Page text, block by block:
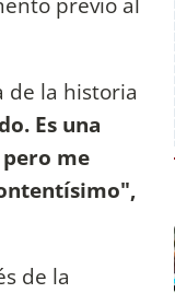
de la historia
Es una
me
de la